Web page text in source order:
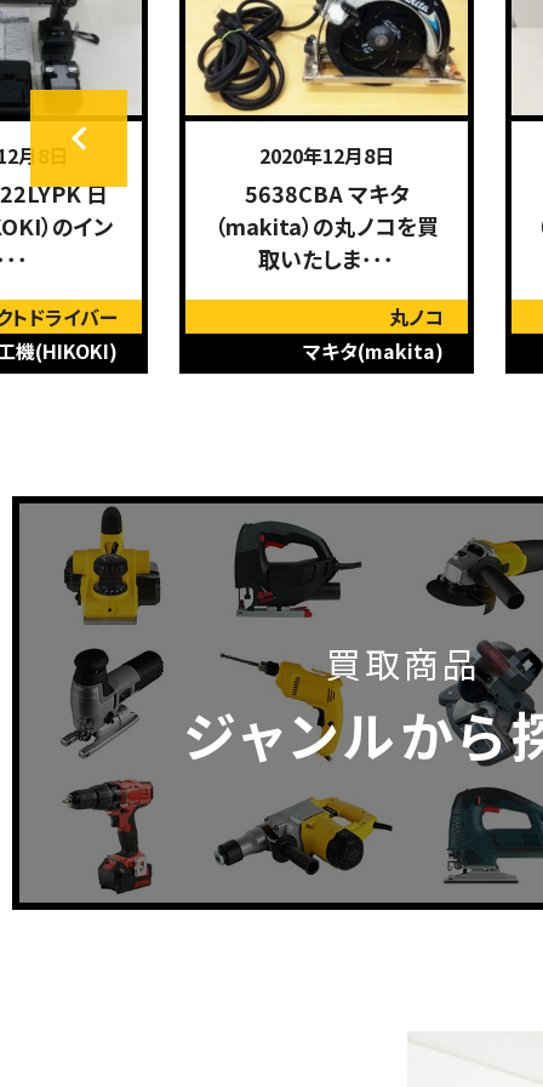
月8日
日
）のイン
･
トドライバー
機(HIKOKI)
2020年12月8日
5638CBA マキタ
（makita）の丸ノコを買
取いたしま･･･
丸ノコ
マキタ(makita)
買取商品
ジャンルから